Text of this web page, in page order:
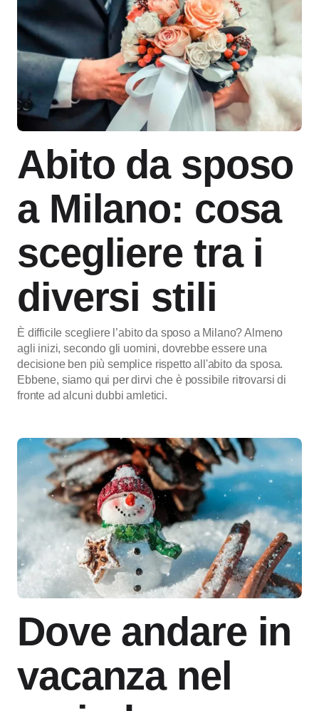
Abito da sposo
a Milano: cosa
scegliere tra i
diversi stili
È difficile scegliere l’abito da sposo a Milano? Almeno
agli inizi, secondo gli uomini, dovrebbe essere una
decisione ben più semplice rispetto all'abito da sposa.
Ebbene, siamo qui per dirvi che è possibile ritrovarsi di
fronte ad alcuni dubbi amletici.
Dove andare in
vacanza nel